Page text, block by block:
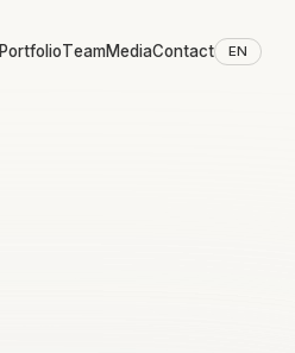
PortfolioTeamMediaContact EN